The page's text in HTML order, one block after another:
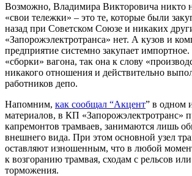
Возможно, Владимира Викторовича никто
«свои тележки» – это те, которые были
назад при Советском Союзе и никаких
«Запорожэлектротранса» нет. А кузов и
предприятие системно закупает импортное.
«сборки» вагона, так она к слову
никакого отношения и действительно
работников депо.
Напомним, как сообщал “Акцент” в одном
материалов, в КП «Запорожэлектротранс»
капремонтов трамваев, занимаются лишь
внешнего вида. При этом основной узел
оставляют изношенным, что в любой
к возгоранию трамвая, сходам с рельсов
торможения.